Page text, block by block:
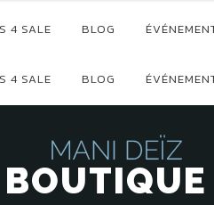
4 SALE BLOG
4 SALE BLOG
BOUTIQUE